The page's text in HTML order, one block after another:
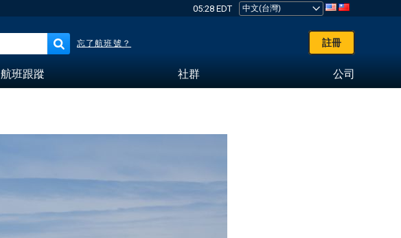
05:28 EDT
忘了航班號？ 註冊
航班跟蹤 社群 公司